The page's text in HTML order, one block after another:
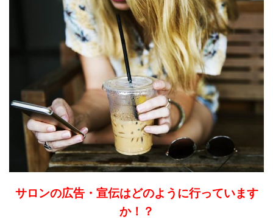
サロンの広告・宣伝はどのように行っています
か！？